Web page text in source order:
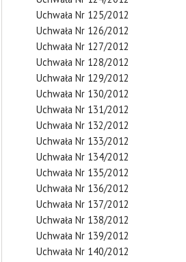
Uchwała Nr 125/2012
Uchwała Nr 126/2012
Uchwała Nr 127/2012
Uchwała Nr 128/2012
Uchwała Nr 129/2012
Uchwała Nr 130/2012
Uchwała Nr 131/2012
Uchwała Nr 132/2012
Uchwała Nr 133/2012
Uchwała Nr 134/2012
Uchwała Nr 135/2012
Uchwała Nr 136/2012
Uchwała Nr 137/2012
Uchwała Nr 138/2012
Uchwała Nr 139/2012
Uchwała Nr 140/2012